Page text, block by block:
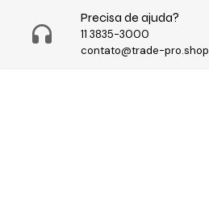
Precisa de ajuda?
11 3835-3000
contato@trade-pro.shop